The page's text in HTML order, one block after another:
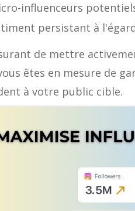
influenceurs
persistant à
de mettre
êtes en mesure de
à votre public cible.